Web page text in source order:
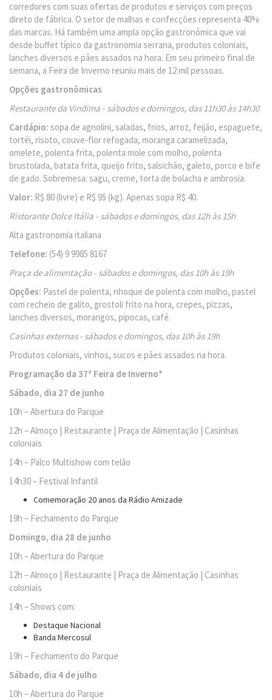
corredores com suas ofertas de produtos e serviços com preços
direto de fábrica. O setor de malhas e confecções representa 40%
das marcas. Há também uma ampla opção gastronômica que vai
desde buffet típico da gastronomia serrana, produtos coloniais,
lanches diversos e pães assados na hora. Em seu primeiro final de
semana, a Feira de Inverno reuniu mais de 12 mil pessoas.
Opções gastronômicas
Restaurante da Vindima - sábados e domingos, das 11h30 às 14h30
Cardápio: sopa de agnolini, saladas, frios, arroz, feijão, espaguete,
tortéi, risoto, couve-flor refogada, moranga caramelizada,
omelete, polenta frita, polenta mole com molho, polenta
brustolada, batata frita, queijo frito, salsichão, galeto, porco e bife
de gado. Sobremesa: sagu, creme, torta de bolacha e ambrosia.
Valor: R$ 80 (livre) e R$ 95 (kg). Apenas sopa R$ 40.
Ristorante Dolce Itália - sábados e domingos, das 12h às 15h
Alta gastronomia italiana
Telefone: (54) 9 9985 8167
Praça de alimentação - sábados e domingos, das 10h às 19h
Opções: Pastel de polenta, nhoque de polenta com molho, pastel
com recheio de galito, grostoli frito na hora, crepes, pizzas,
lanches diversos, morangos, pipocas, café.
Casinhas externas - sábados e domingos, das 10h às 19h
Produtos coloniais, vinhos, sucos e pães assados na hora.
Programação da 37ª Feira de Inverno*
Sábado, dia 27 de junho
10h – Abertura do Parque
12h – Almoço | Restaurante | Praça de Alimentação | Casinhas
coloniais
14h – Palco Multishow com telão
14h30 – Festival Infantil
Comemoração 20 anos da Rádio Amizade
19h – Fechamento do Parque
Domingo, dia 28 de junho
10h – Abertura do Parque
12h – Almoço | Restaurante | Praça de Alimentação | Casinhas
coloniais
14h – Shows com:
Destaque Nacional
Banda Mercosul
19h – Fechamento do Parque
Sábado, dia 4 de julho
10h – Abertura do Parque